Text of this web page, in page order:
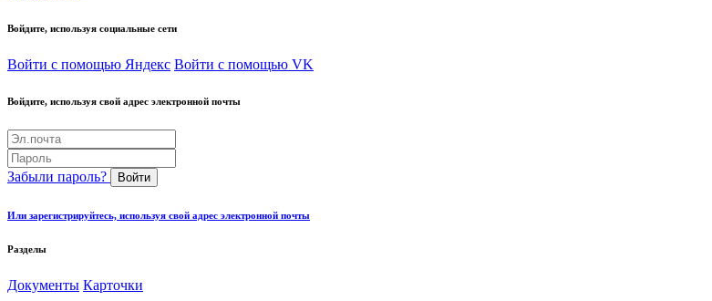
Войдите, используя социальные сети
Войти с помощью Яндекс Войти с помощью VK
Войдите, используя свой адрес электронной почты
Забыли пароль? Войти
Или зарегистрируйтесь, используя свой адрес электронной почты
Разделы
Документы Карточки